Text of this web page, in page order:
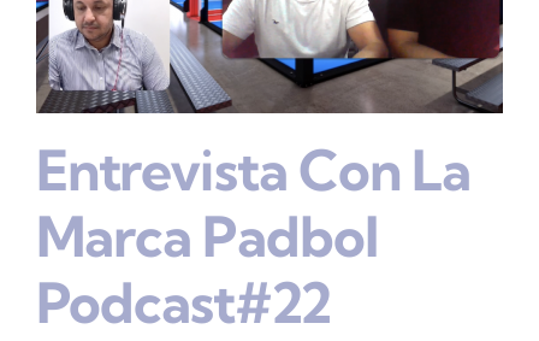
Entrevista Con La
Marca Padbol
Podcast#22